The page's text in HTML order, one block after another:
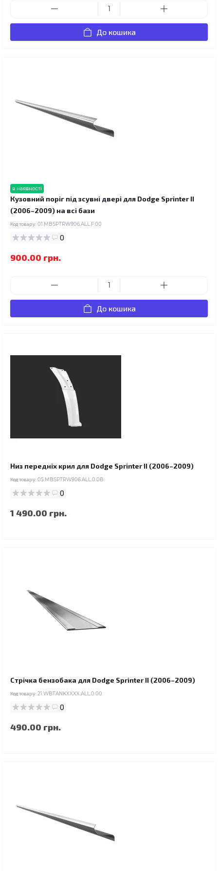
До кошика
в наявності
Кузовний поріг під зсувні двері для Dodge Sprinter II
(2006–2009) на всі бази
Код товару: 01.MBSPTRW906.ALL.F.00
0
900.00 грн.
До кошика
Низ передніх крил для Dodge Sprinter II (2006–2009)
Код товару: 05.MBSPTRW906.ALL.0.0B
0
1 490.00 грн.
Стрічка бензобака для Dodge Sprinter II (2006–2009)
Код товару: 21.WBTANKXXXX.ALL.0.00
0
490.00 грн.